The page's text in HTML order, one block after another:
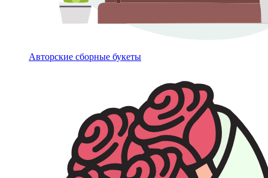
Авторские сборные букеты